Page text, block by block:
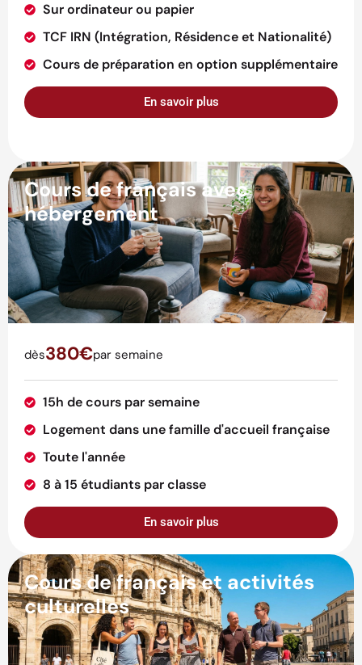
Sur ordinateur ou papier
TCF IRN (Intégration, Résidence et Nationalité)
Cours de préparation en option supplémentaire
En savoir plus
Cours de français avec
hébergement
dès380€par semaine
15h de cours par semaine
Logement dans une famille d'accueil française
Toute l'année
8 à 15 étudiants par classe
En savoir plus
Cours de français et activités
culturelles